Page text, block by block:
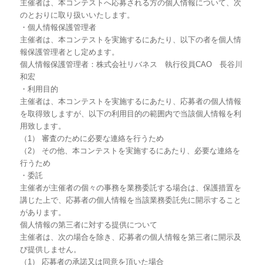
主催者は、本コンテストへ応募される方の個人情報について、次
のとおりに取り扱いいたします。
・個人情報保護管理者
主催者は、本コンテストを実施するにあたり、以下の者を個人情
報保護管理者とし定めます。
個人情報保護管理者：株式会社リバネス 執行役員CAO 長谷川
和宏
・利用目的
主催者は、本コンテストを実施するにあたり、応募者の個人情報
を取得致しますが、以下の利用目的の範囲内で当該個人情報を利
用致します。
（1） 審査のために必要な連絡を行うため
（2） その他、本コンテストを実施するにあたり、必要な連絡を
行うため
・委託
主催者が主催者の個々の事務を業務委託する場合は、保護措置を
講じた上で、応募者の個人情報を当該業務委託先に開示すること
があります。
個人情報の第三者に対する提供について
主催者は、次の場合を除き、応募者の個人情報を第三者に開示及
び提供しません。
（1） 応募者の承諾又は同意を頂いた場合